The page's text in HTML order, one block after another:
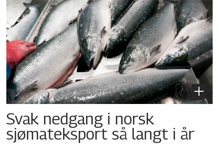
Svak nedgang i norsk
sjømateksport så langt i år